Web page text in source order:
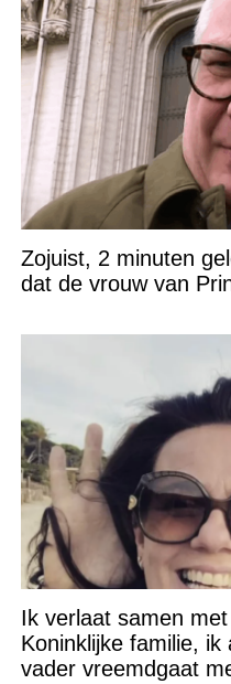
Zojuist, 2 minuten
dat de vrouw van
Ik verlaat samen
Koninklijke familie,
vader vreemdgaat